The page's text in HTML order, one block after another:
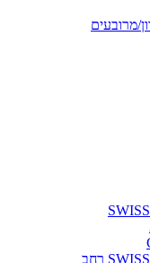
מרובעים